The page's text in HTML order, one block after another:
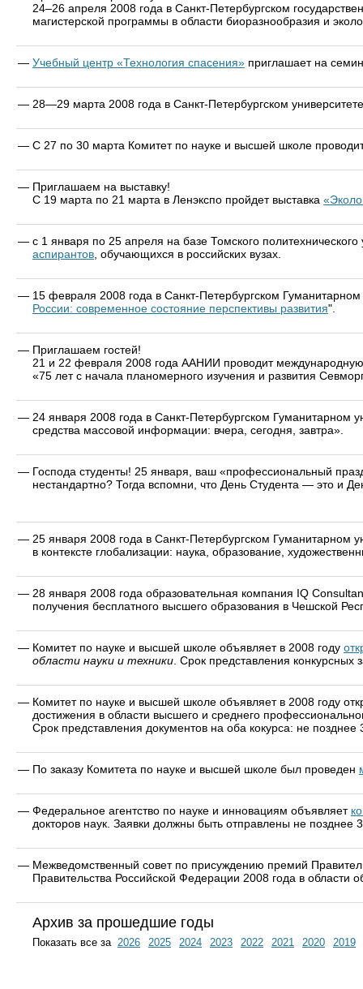
24–26 апреля 2008 года в Санкт-Петербургском
магистерской программы в области биоразнообразия и
— Учебный центр «Технология спасения»приглашает на
— 28—29 марта 2008 года в Санкт-Петербургском
— С 27 по 30 марта Комитет по науке и высшей школе
— Приглашаем на выставку!
С 19 марта по 21 марта в Ленэкспо пройдет выставка
— с 1 января по 25 апреля на базе Томского
аспирантов , обучающихся в российских вузах.
— 15 февраля 2008 года в Санкт-Петербургском
России: современное состояние перспективы развития".
— Приглашаем гостей!
21 и 22 февраля 2008 года ААНИИ проводит
«75 лет с начала планомерного изучения и развития
— 24 января 2008 года в Санкт-Петербургском Гуманитарном
средства массовой информации: вчера, сегодня, завтра».
— Господа студенты! 25 января, ваш «профессиональный
нестандартно? Тогда вспомни, что День Студента — это и
— 25 января 2008 года в Санкт-Петербургском Гуманитарном
в контексте глобализации: наука, образование,
— 28 января 2008 года образовательная компания IQ
получения бесплатного высшего образования в Чешской
— Комитет по науке и высшей школе объявляет в 2008 году
области науки и техники . Срок представления
— Комитет по науке и высшей школе объявляет в 2008 году
достижения в области высшего и среднего
Срок представления документов на оба кокурса: не позднее
— По заказу Комитета по науке и высшей школе был проведен
— Федеральное агентство по науке и инновациям объявляет
докторов наук. Заявки должны быть отправлены не позднее
— Межведомственный совет по присуждению премий
Правительства Российской Федерации 2008 года в
Архив за прошедшие годы
Показать все за 2026 2025 2024 2023 2022 2021 2020 2019